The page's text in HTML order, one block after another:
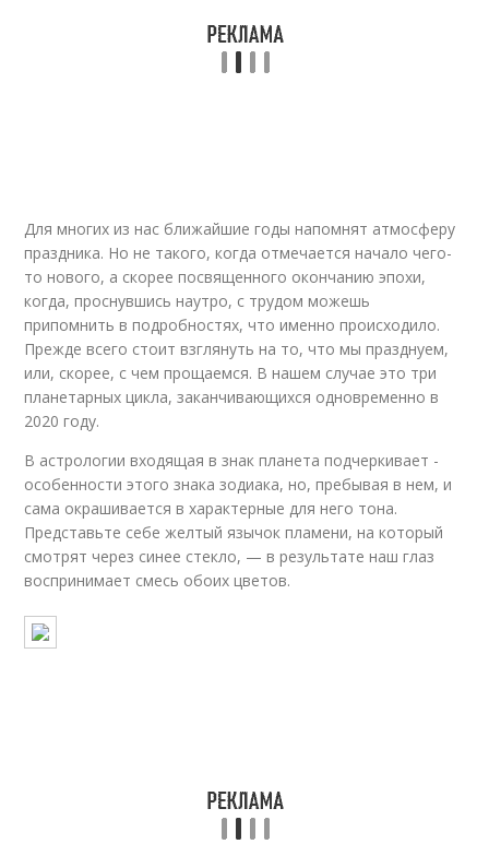
Для многих из нас ближайшие годы напомнят атмосферу
праздника. Но не такого, когда отмечается начало чего-
то нового, а скорее посвященного окончанию эпохи,
когда, проснувшись наутро, с трудом можешь
припомнить в подробностях, что именно происходило.
Прежде всего стоит взглянуть на то, что мы празднуем,
или, скорее, с чем прощаемся. В нашем случае это три
планетарных цикла, заканчивающихся одновременно в
2020 году.
В астрологии входящая в знак планета подчеркивает ­
особенности этого знака зодиака, но, пребывая в нем, и
сама окрашивается в характерные для него тона.
Представьте себе желтый язычок пламени, на который
смотрят через синее стекло, — в результате наш глаз
воспринимает смесь обоих цветов.